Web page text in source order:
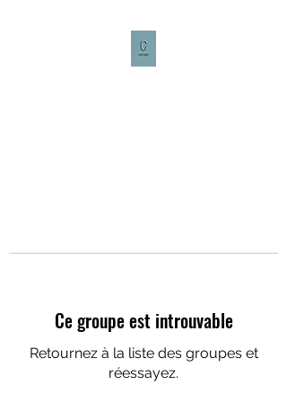
Ce groupe est introuvable
Retournez à la liste des groupes et
réessayez.